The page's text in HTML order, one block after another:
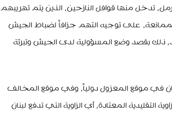
تدخل منها قوافل النازحين، الذين يتم تهريبهم
على توجيه التهم جزافاً لضباط الجيش
ذلك بقصد وضع المسؤولية لدى الجيش وتبرئة
في موقع المعزول دولياً، وفي موقع المخالف
المعتادة، أي الزاوية التي تدفع لبنان